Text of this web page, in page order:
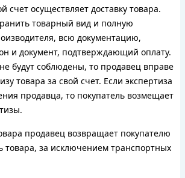
счет осуществляет доставку товара.
товарный вид и полную
всю документацию,
и документ, подтверждающий оплату.
будут соблюдены, то продавец вправе
товара за свой счет. Если экспертиза
продавца, то покупатель возмещает
продавец возвращает покупателю
товара, за исключением транспортных